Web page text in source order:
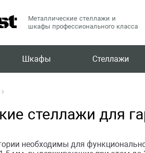
Металлические стеллажи и
шкафы профессионального класса
Шкафы Стеллажи
стеллажи для
необходимы для